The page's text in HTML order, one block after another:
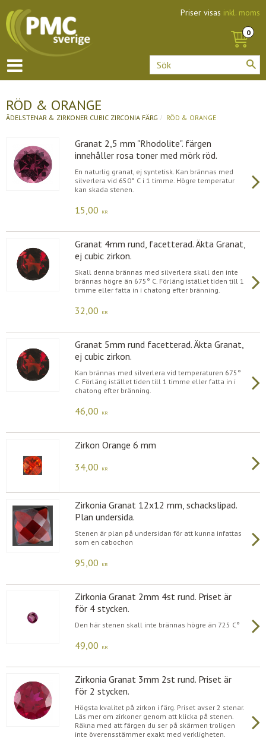
Priser visas inkl. moms
RÖD & ORANGE
ÄDELSTENAR & ZIRKONER CUBIC ZIRCONIA FÄRG RÖD & ORANGE
Granat 2,5 mm "Rhodolite". färgen
innehåller rosa toner med mörk röd.
En naturlig granat, ej syntetisk. Kan brännas med
silverlera vid 650° C i 1 timme. Högre temperatur
kan skada stenen.
15,00 KR
Granat 4mm rund, facetterad. Äkta Granat,
ej cubic zirkon.
Skall denna brännas med silverlera skall den inte
brännas högre än 675° C. Förläng istället tiden till 1
timme eller fatta in i chatong efter bränning.
32,00 KR
Granat 5mm rund facetterad. Äkta Granat,
ej cubic zirkon.
Kan brännas med silverlera vid temperaturen 675°
C. Förläng istället tiden till 1 timme eller fatta in i
chatong efter bränning.
46,00 KR
Zirkon Orange 6 mm
34,00
KR
Zirkonia Granat 12x12 mm, schackslipad.
Plan undersida.
Stenen är plan på undersidan för att kunna infattas
som en cabochon
95,00 KR
Zirkonia Granat 2mm 4st rund. Priset är
för 4 stycken.
Den här stenen skall inte brännas högre än 725 C°
49,00 KR
Zirkonia Granat 3mm 2st rund. Priset är
för 2 stycken.
Högsta kvalitet på zirkon i färg. Priset avser 2 stenar.
Läs mer om zirkoner genom att klicka på stenen.
Räkna med att färgen du ser på skärmen troligen
inte överensstämmer exakt med verkligheten.